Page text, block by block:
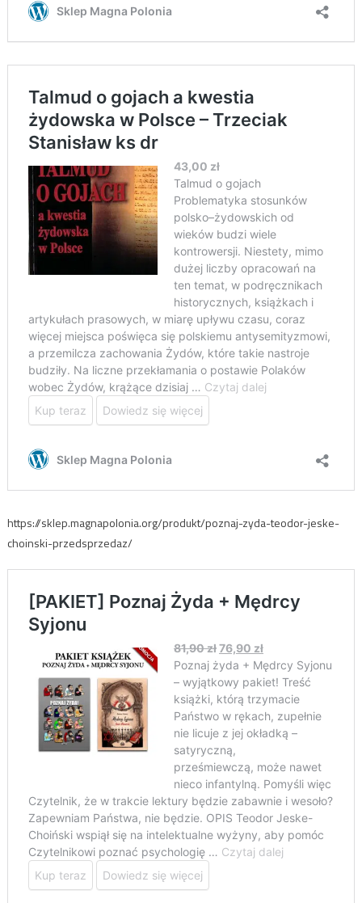
https://sklep.magnapolonia.org/produkt/poznaj-zyda-teodor-jeske-
choinski-przedsprzedaz/